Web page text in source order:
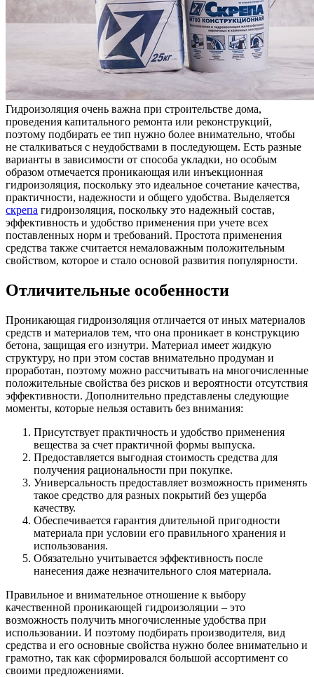
Гидроизоляция очень важна при строительстве дома,
проведения капитального ремонта или реконструкций,
поэтому подбирать ее тип нужно более внимательно, чтобы
не сталкиваться с неудобствами в последующем. Есть разные
варианты в зависимости от способа укладки, но особым
образом отмечается проникающая или инъекционная
гидроизоляция, поскольку это идеальное сочетание качества,
практичности, надежности и общего удобства. Выделяется
скрепа гидроизоляция, поскольку это надежный состав,
эффективность и удобство применения при учете всех
поставленных норм и требований. Простота применения
средства также считается немаловажным положительным
свойством, которое и стало основой развития популярности.
Отличительные особенности
Проникающая гидроизоляция отличается от иных материалов
средств и материалов тем, что она проникает в конструкцию
бетона, защищая его изнутри. Материал имеет жидкую
структуру, но при этом состав внимательно продуман и
проработан, поэтому можно рассчитывать на многочисленные
положительные свойства без рисков и вероятности отсутствия
эффективности. Дополнительно представлены следующие
моменты, которые нельзя оставить без внимания:
Присутствует практичность и удобство применения
вещества за счет практичной формы выпуска.
Предоставляется выгодная стоимость средства для
получения рациональности при покупке.
Универсальность предоставляет возможность применять
такое средство для разных покрытий без ущерба
качеству.
Обеспечивается гарантия длительной пригодности
материала при условии его правильного хранения и
использования.
Обязательно учитывается эффективность после
нанесения даже незначительного слоя материала.
Правильное и внимательное отношение к выбору
качественной проникающей гидроизоляции – это
возможность получить многочисленные удобства при
использовании. И поэтому подбирать производителя, вид
средства и его основные свойства нужно более внимательно и
грамотно, так как сформировался большой ассортимент со
своими предложениями.